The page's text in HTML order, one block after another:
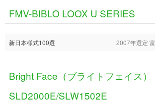
FMV-BIBLO LOOX U SERIES
新日本様式100選 2007年選定
Bright Face（ブライトフェイス）
SLD2000E/SLW1502E